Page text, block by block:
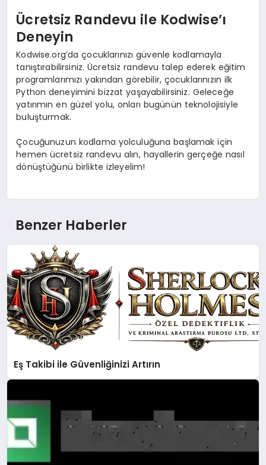
Ücretsiz Randevu ile Kodwise’ı
Deneyin
Kodwise.org’da çocuklarınızı güvenle kodlamayla
tanıştırabilirsiniz. Ücretsiz randevu talep ederek eğitim
programlarımızı yakından görebilir, çocuklarınızın ilk
Python deneyimini bizzat yaşayabilirsiniz. Geleceğe
yatırımın en güzel yolu, onları bugünün teknolojisiyle
buluşturmak.
Çocuğunuzun kodlama yolculuğuna başlamak için
hemen ücretsiz randevu alın, hayallerin gerçeğe nasıl
dönüştüğünü birlikte izleyelim!
Benzer Haberler
Eş Takibi ile Güvenliğinizi Artırın